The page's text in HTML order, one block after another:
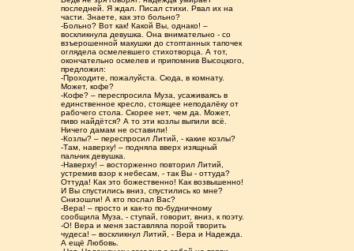
последней. Я ждал. Писал стихи. Рвал их на
части. Знаете, как это больно?
-Больно? Вот как! Какой Вы, однако! –
воскликнула девушка. Она внимательно - со
взъерошенной макушки до стоптанных тапочек
оглядела осмелевшего стихотворца. А тот,
окончательно осмелев и припомнив Высоцкого,
предложил:
-Проходите, пожалуйста. Сюда, в комнату.
Может, кофе?
-Кофе? – переспросила Муза, усаживаясь в
единственное кресло, стоящее неподалёку от
рабочего стола. Скорее нет, чем да. Может,
пиво найдётся? А то эти козлы выпили всё.
Ничего дамам не оставили!
-Козлы? – переспросил Литий, - какие козлы?
-Там, наверху! – подняла вверх изящный
пальчик девушка.
-Наверху! – восторженно повторил Литий,
устремив взор к небесам, - так Вы - оттуда?
Оттуда! Как это божественно! Как возвышенно!
И Вы спустились вниз, спустились ко мне?
Снизошли! А кто послал Вас?
-Вера! – просто и как-то по-будничному
сообщила Муза, - ступай, говорит, вниз, к поэту.
-О! Вера и меня заставляла порой творить
чудеса! – воскликнул Литий, - Вера и Надежда.
А ещё Любовь.